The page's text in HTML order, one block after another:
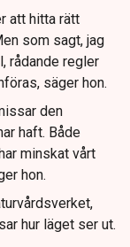
att hitta rätt
som sagt, jag
rådande regler
säger hon.
den
haft. Både
minskat vårt
hon.
hur läget ser ut.